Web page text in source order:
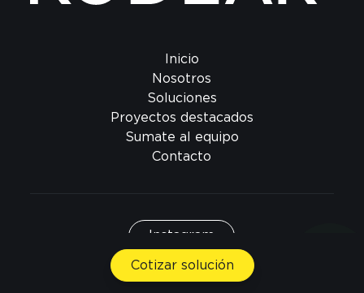
Cotizar solución
Inicio
Nosotros
Soluciones
Proyectos destacados
Sumate al equipo
Contacto
Instagram
Facebook